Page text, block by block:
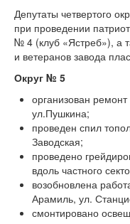
Депутаты четвертого
при проведении
№ 4 (клуб «Ястреб»), а
и ветеранов завода
Округ № 5
организован
ул.Пушкина;
проведен спил
Заводская;
проведено
вдоль частного
возобновлена
Арамиль, ул.
смонтировано